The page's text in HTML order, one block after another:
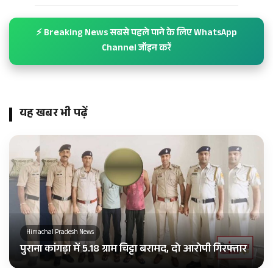
⚡ Breaking News सबसे पहले पाने के लिए WhatsApp
Channel जॉइन करें
यह खबर भी पढ़ें
Himachal Pradesh News
पुराना कांगड़ा में 5.18 ग्राम चिट्टा बरामद, दो आरोपी गिरफ्तार